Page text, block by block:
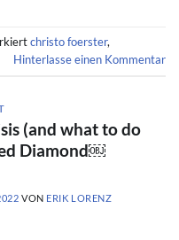
christo foerster,
Hinterlasse einen Kommentar
(and what to do
Diamond￼
VON ERIK LORENZ